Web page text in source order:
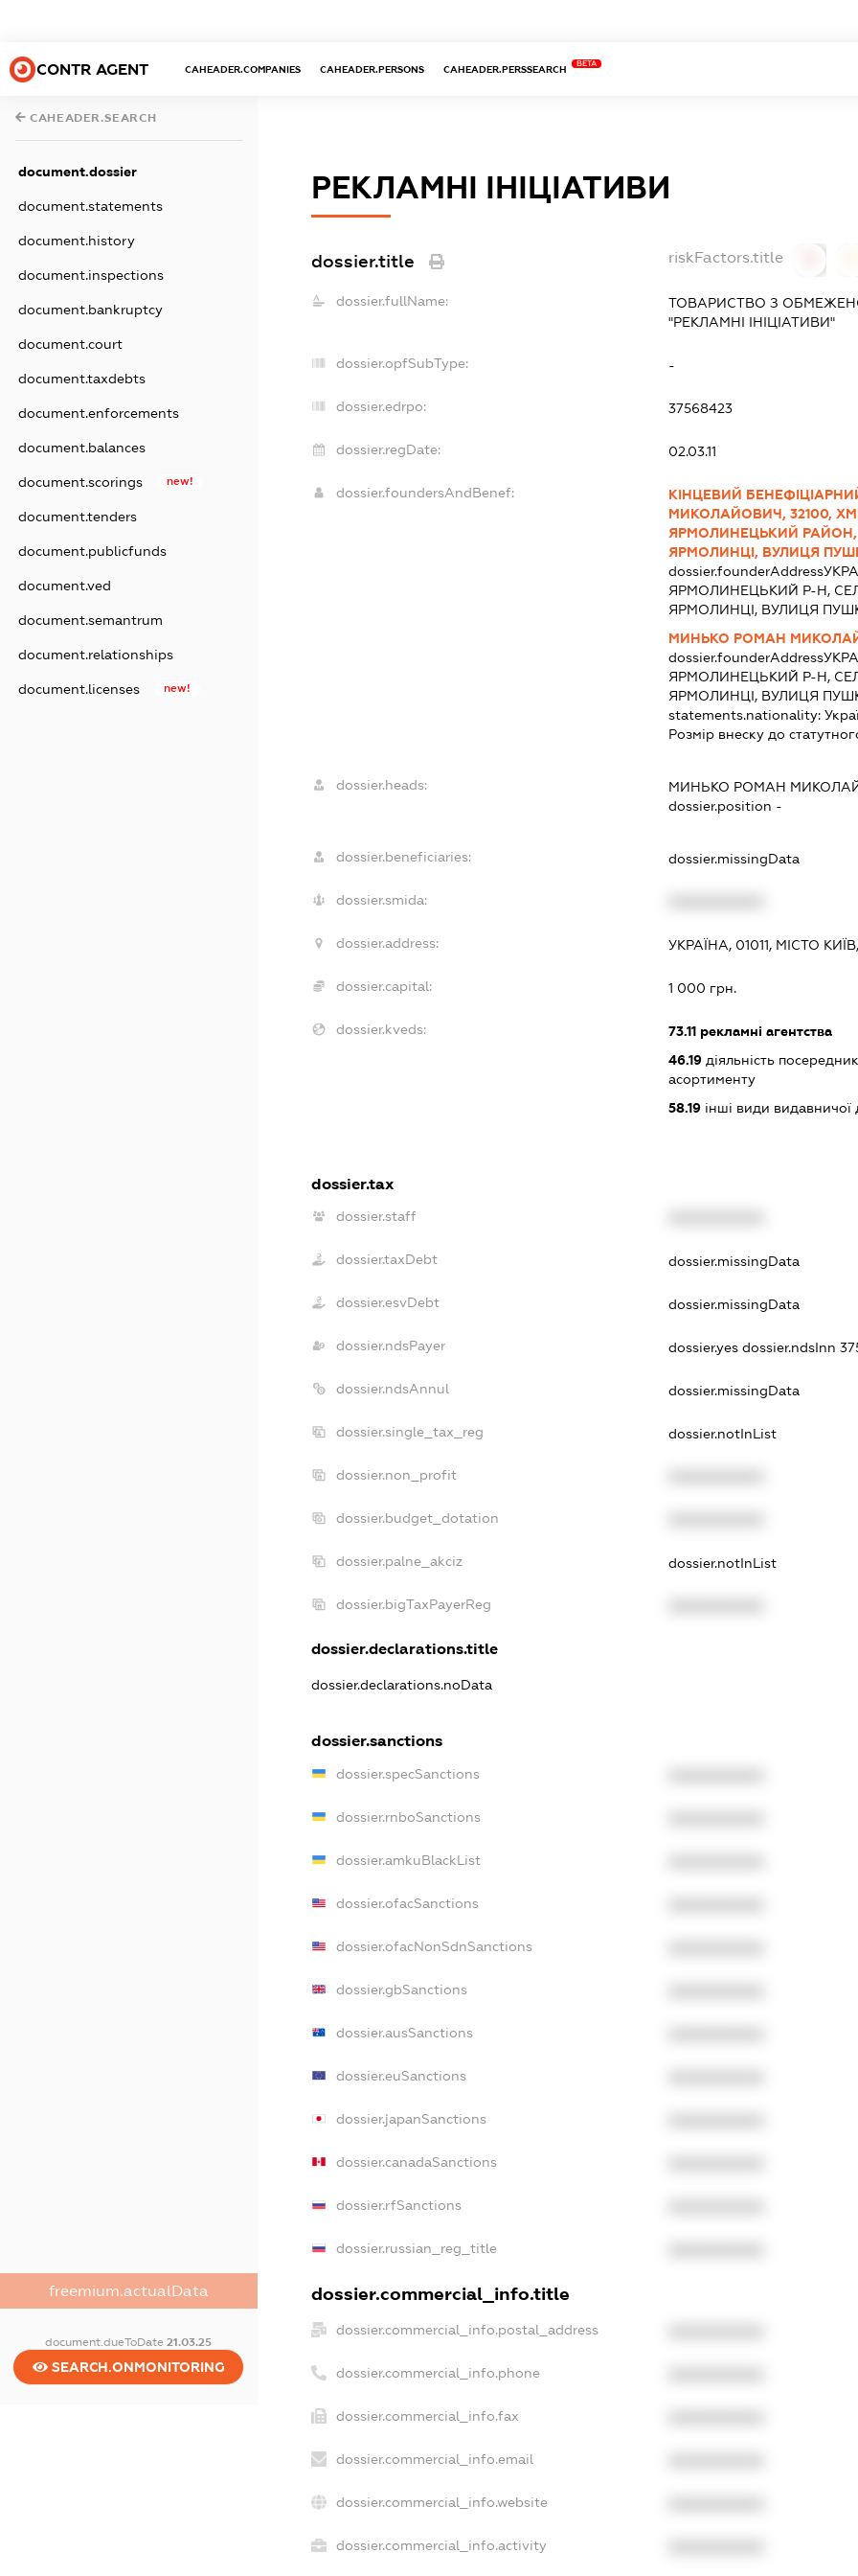
CONTR AGENT CAHEADER.COMPANIES CAHEADER.PERSONS CAHEADER.PERSSEARCH
BETA
CAHEADER.SEARCH
document.dossier
document.statements
document.history
document.inspections
document.bankruptcy
document.court
document.taxdebts
document.enforcements
document.balances
document.scorings new!
document.tenders
document.publicfunds
document.ved
document.semantrum
document.relationships
document.licenses new!
freemium.actualData
document.dueToDate21.03.25
SEARCH.ONMONITORING
РЕКЛАМНІ ІНІЦІАТИВИ
dossier.title riskFactors.title
dossier.fullName:
ТОВАРИСТВО З
"РЕКЛАМНІ ІНІЦІАТИВИ"
dossier.opfSubType: -
dossier.edrpo: 37568423
dossier.regDate: 02.03.11
dossier.foundersAndBenef:
КІНЦЕВИЙ
МИКОЛАЙОВИЧ, 32100,
ЯРМОЛИНЕЦЬКИЙ РАЙОН,
ЯРМОЛИНЦІ, ВУЛИЦЯ
dossier.founderAddress
ЯРМОЛИНЕЦЬКИЙ Р-Н,
ЯРМОЛИНЦІ, ВУЛИЦЯ
МИНЬКО РОМАН
dossier.founderAddress
ЯРМОЛИНЕЦЬКИЙ Р-Н,
ЯРМОЛИНЦІ, ВУЛИЦЯ
statements.nationality:
Розмір внеску до
dossier.heads: МИНЬКО РОМАН
dossier.position -
dossier.beneficiaries: dossier.missingData
dossier.smida:
dossier.address: УКРАЇНА, 01011, МІСТО
dossier.capital: 1 000 грн.
dossier.kveds: 73.11рекламні агентства
46.19діяльність
асортименту
58.19інші види видавничої
dossier.tax
dossier.staff
dossier.taxDebt dossier.missingData
dossier.esvDebt dossier.missingData
dossier.ndsPayer dossier.yes dossier.ndsInn
dossier.ndsAnnul dossier.missingData
dossier.single_tax_reg dossier.notInList
dossier.non_profit
dossier.budget_dotation
dossier.palne_akciz dossier.notInList
dossier.bigTaxPayerReg
dossier.declarations.title
dossier.declarations.noData
dossier.sanctions
dossier.specSanctions
dossier.rnboSanctions
dossier.amkuBlackList
dossier.ofacSanctions
dossier.ofacNonSdnSanctions
dossier.gbSanctions
dossier.ausSanctions
dossier.euSanctions
dossier.japanSanctions
dossier.canadaSanctions
dossier.rfSanctions
dossier.russian_reg_title
dossier.commercial_info.title
dossier.commercial_info.postal_address
dossier.commercial_info.phone
dossier.commercial_info.fax
dossier.commercial_info.email
dossier.commercial_info.website
dossier.commercial_info.activity